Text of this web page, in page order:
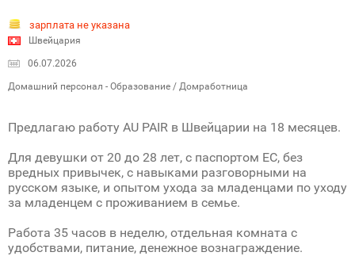
зарплата не указана
Швейцария
06.07.2026
Домашний персонал - Образование / Домработница
Предлагаю работу AU PAIR в Швейцарии на 18 месяцев.
Для девушки от 20 до 28 лет, с паспортом ЕС, без
вредных привычек, с навыками разговорными на
русском языке, и опытом ухода за младенцами по уходу
за младенцем с проживанием в семье.
Работа 35 часов в неделю, отдельная комната с
удобствами, питание, денежное вознаграждение.